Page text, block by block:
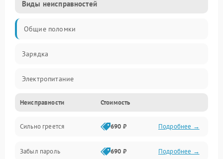
Виды неисправностей
Общие поломки
Зарядка
Электропитание
Экран и изображение
Дисплей
Экран (дисплей)
Неисправности Стоимость
Сильно греется 690 ₽ Подробнее →
Забыл пароль 690 ₽ Подробнее →